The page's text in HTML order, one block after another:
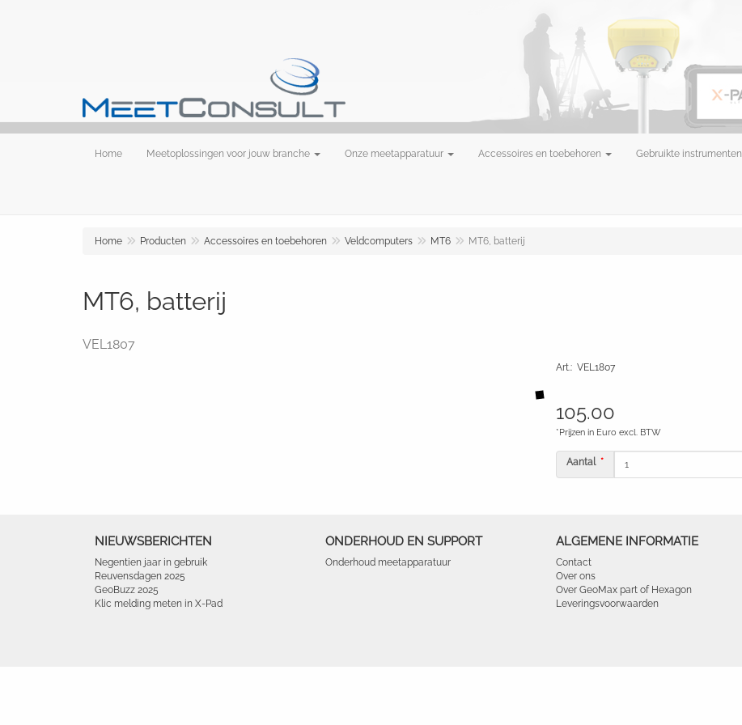
Home Meetoplossingen voor jouw branche Onze meetapparatuur Accessoires en toebehoren Gebruikte instrumenten
Home Producten Accessoires en toebehoren Veldcomputers MT6 MT6, batterij
MT6, batterij
VEL1807
Art.: VEL1807
105.00
*Prijzen in Euro excl. BTW
Aantal
NIEUWSBERICHTEN
Negentien jaar in gebruik
Reuvensdagen 2025
GeoBuzz 2025
Klic melding meten in X-Pad
ONDERHOUD EN SUPPORT
Onderhoud meetapparatuur
ALGEMENE INFORMATIE
Contact
Over ons
Over GeoMax part of Hexagon
Leveringsvoorwaarden